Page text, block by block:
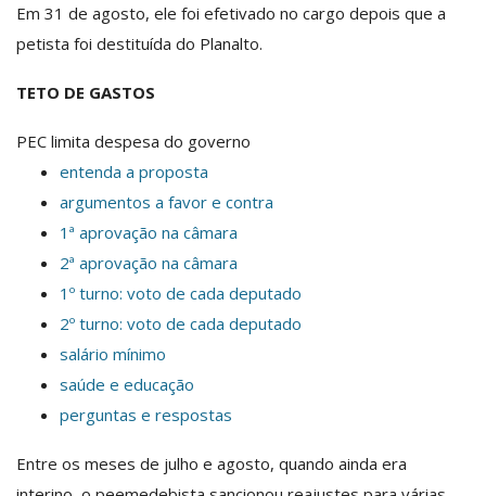
Em 31 de agosto, ele foi efetivado no cargo depois que a
petista foi destituída do Planalto.
TETO DE GASTOS
PEC limita despesa do governo
entenda a proposta
argumentos a favor e contra
1ª aprovação na câmara
2ª aprovação na câmara
1º turno: voto de cada deputado
2º turno: voto de cada deputado
salário mínimo
saúde e educação
perguntas e respostas
Entre os meses de julho e agosto, quando ainda era